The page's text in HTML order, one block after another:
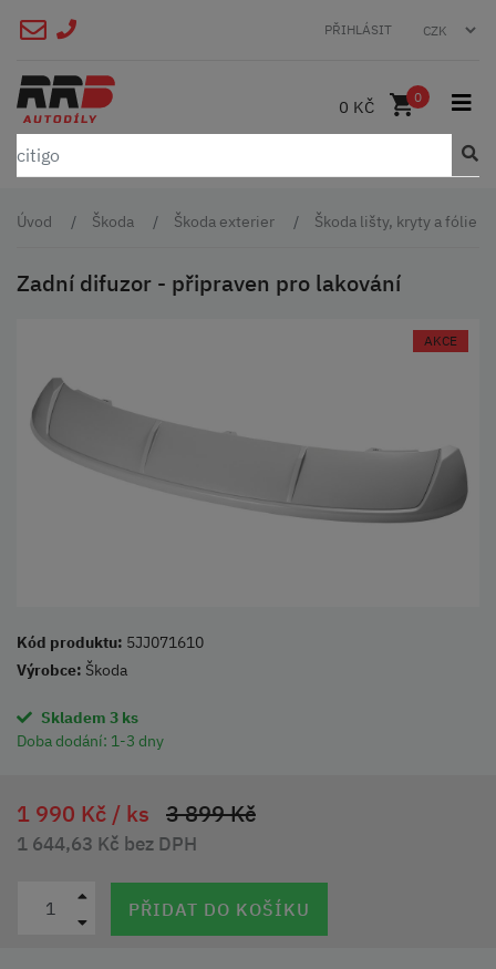
PŘIHLÁSIT
0 KČ 0
Úvod Škoda Škoda exterier Škoda lišty, kryty a fólie
Zadní difuzor - připraven pro lakování
AKCE
Kód produktu: 5JJ071610
Výrobce: Škoda
Skladem 3 ks
Doba dodání: 1-3 dny
1 990 Kč / ks 3 899 Kč
1 644,63 Kč bez DPH
PŘIDAT DO KOŠÍKU